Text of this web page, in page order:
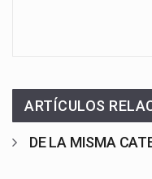
ARTÍCULOS
DE LA MISMA